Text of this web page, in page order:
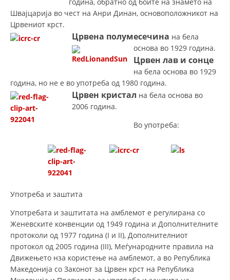
ДЕЈСТВУВАЊЕ
ПРИРАЧНИЦИ
СТРАТЕГИИ
ПОСТЕРИ
Швајцарија во чест на Анри Динан, основоположникот на
Црвениот крст.
Црвена полумесечина на бела
основа во 1929 година.
Црвен лав и сонце
на бела основа во 1929
година, но не е во употреба од 1980 година.
Црвен кристал на бела основа во
2006 година.
Во употреба:
Употреба и заштита
Употребата и заштитата на амблемот е регулирана со
Женевските конвенции од 1949 година и Дополнителните
протоколи од 1977 година (I и II), Дополнителниот
протокол од 2005 година (III), Меѓународните правила на
Движењето нза користење на амблемот, а во Република
Македонија со Законот за Црвен крст на Република